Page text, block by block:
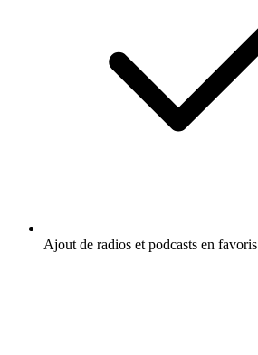
Ajout de radios et podcasts en favoris